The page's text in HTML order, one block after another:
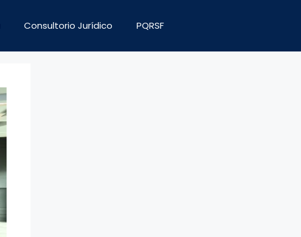
Consultorio Jurídico PQRSF